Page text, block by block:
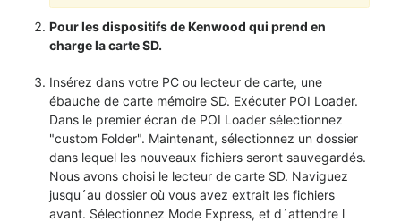
Pour les dispositifs de Kenwood qui prend en
charge la carte SD.
Insérez dans votre PC ou lecteur de carte, une
ébauche de carte mémoire SD. Exécuter POI Loader.
Dans le premier écran de POI Loader sélectionnez
"custom Folder". Maintenant, sélectionnez un dossier
dans lequel les nouveaux fichiers seront sauvegardés.
Nous avons choisi le lecteur de carte SD. Naviguez
jusqu´au dossier où vous avez extrait les fichiers
avant. Sélectionnez Mode Express, et d´attendre l